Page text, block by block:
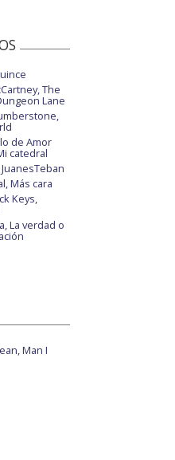
The
Lane
de Amor
catedral
Más cara
Keys,
La verdad o
Man I